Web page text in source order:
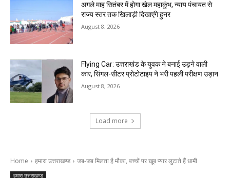
अगले माह सितंबर में होगा खेल महाकुंभ, न्याय पंचायत से
राज्य स्तर तक खिलाड़ी दिखाएंगे हुनर
August 8, 2026
Flying Car: उत्तराखंड के युवक ने बनाई उड़ने वाली
कार, सिंगल-सीटर प्रोटोटाइप ने भरी पहली परीक्षण उड़ान
August 8, 2026
Load more